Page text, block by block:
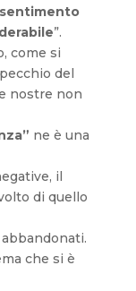
sentimento
”.
come si
del
nostre non
ne è una
il
di quello
che si è